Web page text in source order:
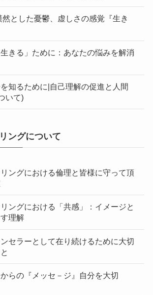
然とした憂鬱、虚しさの感覚『生き
生きる」ために：あなたの悩みを解消
知るために|自己理解の促進と人間
いて)
ングについて
ングにおける倫理と皆様に守って頂
ングにおける「共感」：イメージと
理解
セラーとして在り続けるために大切
らの『メッセ－ジ』自分を大切